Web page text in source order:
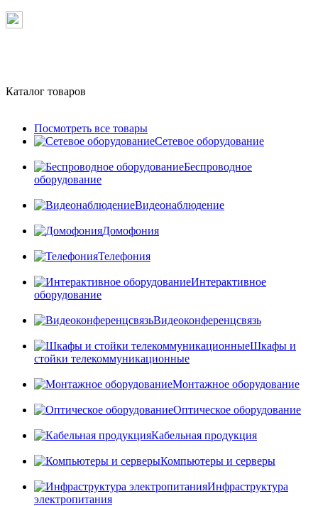
Каталог товаров
Посмотреть все товары
Сетевое оборудование
Беспроводное
оборудование
Видеонаблюдение
Домофония
Телефония
Интерактивное
оборудование
Видеоконференцсвязь
Шкафы и
стойки телекоммуникационные
Монтажное оборудование
Оптическое оборудование
Кабельная продукция
Компьютеры и серверы
Инфраструктура
электропитания